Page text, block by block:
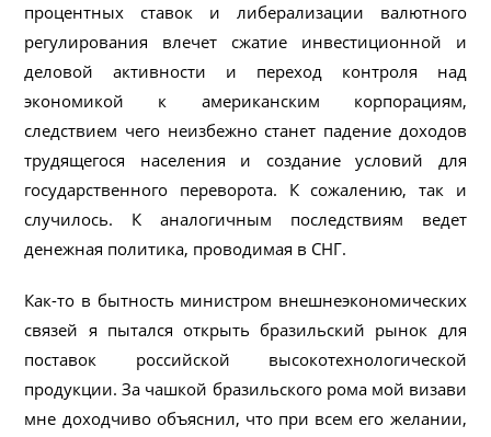
процентных ставок и либерализации валютного
регулирования влечет сжатие инвестиционной и
деловой активности и переход контроля над
экономикой к американским корпорациям,
следствием чего неизбежно станет падение доходов
трудящегося населения и создание условий для
государственного переворота. К сожалению, так и
случилось. К аналогичным последствиям ведет
денежная политика, проводимая в СНГ.
Как-то в бытность министром внешнеэкономических
связей я пытался открыть бразильский рынок для
поставок российской высокотехнологической
продукции. За чашкой бразильского рома мой визави
мне доходчиво объяснил, что при всем его желании,